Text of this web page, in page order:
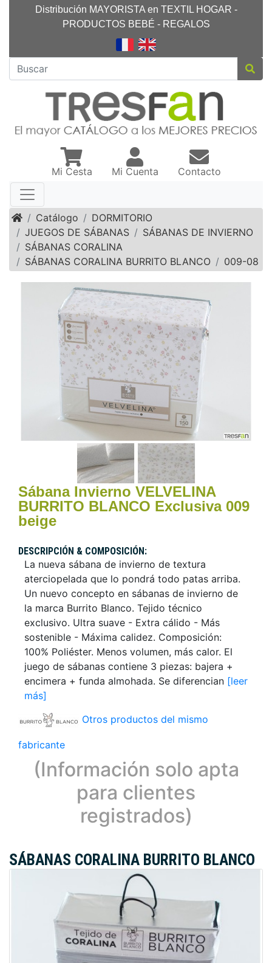
Distribución MAYORISTA en TEXTIL HOGAR -
PRODUCTOS BEBÉ - REGALOS
Mi Cesta Mi Cuenta Contacto
InicioCatálogo
DORMITORIO
JUEGOS DE SÁBANAS
SÁBANAS DE INVIERNO
SÁBANAS CORALINA
SÁBANAS CORALINA BURRITO BLANCO
009-08
Sábana Invierno VELVELINA
BURRITO BLANCO Exclusiva 009
beige
DESCRIPCIÓN & COMPOSICIÓN:
La nueva sábana de invierno de textura
aterciopelada que lo pondrá todo patas arriba.
Un nuevo concepto en sábanas de invierno de
la marca Burrito Blanco. Tejido técnico
exclusivo. Ultra suave - Extra cálido - Más
sostenible - Máxima calidez. Composición:
100% Poliéster. Menos volumen, más calor. El
juego de sábanas contiene 3 piezas: bajera +
encimera + funda almohada. Se diferencian [leer
más]
Otros productos del mismo
fabricante
(Información solo apta
para clientes
registrados)
SÁBANAS CORALINA BURRITO BLANCO